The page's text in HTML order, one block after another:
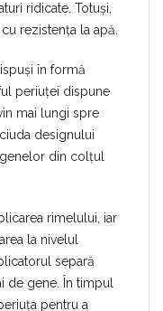
ridicate. Totuși,
rezistența la apă.
în formă
periuței dispune
mai lungi spre
designului
din colțul
rimelului, iar
la nivelul
separă
de gene. În timpul
pentru a